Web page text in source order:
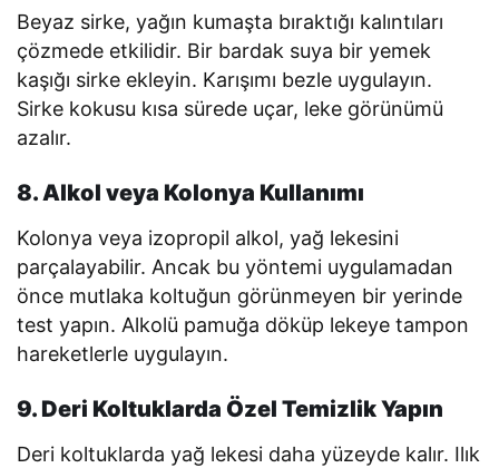
Beyaz sirke, yağın kumaşta bıraktığı kalıntıları
çözmede etkilidir. Bir bardak suya bir yemek
kaşığı sirke ekleyin. Karışımı bezle uygulayın.
Sirke kokusu kısa sürede uçar, leke görünümü
azalır.
8. Alkol veya Kolonya Kullanımı
Kolonya veya izopropil alkol, yağ lekesini
parçalayabilir. Ancak bu yöntemi uygulamadan
önce mutlaka koltuğun görünmeyen bir yerinde
test yapın. Alkolü pamuğa döküp lekeye tampon
hareketlerle uygulayın.
9. Deri Koltuklarda Özel Temizlik Yapın
Deri koltuklarda yağ lekesi daha yüzeyde kalır. Ilık